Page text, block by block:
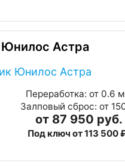
Юнилос Астра
Переработка: от 0.6 м
Залповый сброс: от
от 87 950 руб.
Под ключ от 113 500